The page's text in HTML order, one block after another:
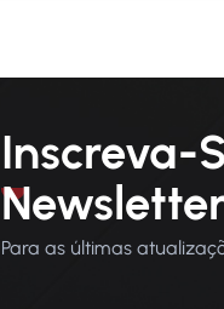
Inscreva-
Para as últimas